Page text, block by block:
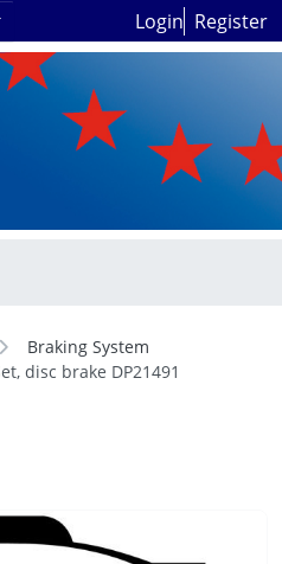
Login Register
Braking System
disc brake DP21491